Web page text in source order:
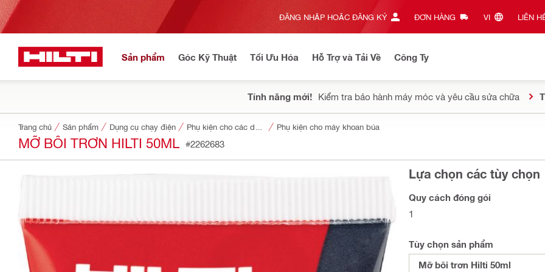
ĐĂNG NHẬP HOẶC ĐĂNG KÝ ĐƠN HÀNG VI‎ LIÊN
Sản phẩm Góc Kỹ Thuật Tối Ưu Hóa Hỗ Trợ và Tải Về Công Ty
Tính năng mới! Kiểm tra bảo hành máy móc và yêu cầu sửa chữa
Trang chủ Sản phẩm Dụng cụ chạy điện Phụ kiện cho máy khoan búa
MỠ BÔI TRƠN HILTI 50ML #2262683
Lựa chọn các tùy chọn
Quy cách đóng gói
1
Tùy chọn sản phẩm
Mỡ bôi trơn Hilti 50ml